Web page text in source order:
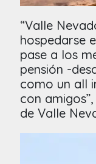
“Valle
hospedarse
pase a los
pensión -
como un all
con
de Valle